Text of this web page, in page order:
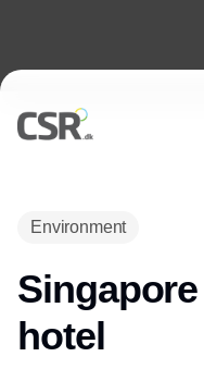
Environment
hotel